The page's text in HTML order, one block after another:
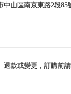
山區南京東路2段85
款或變更，訂購前請